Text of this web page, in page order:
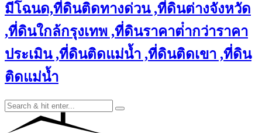
มีโฉนด,ที่ดินติดทางด่วน ,ที่ดินต่างจังหวัด
,ที่ดินใกล้กรุงเทพ ,ที่ดินราคาต่ํากว่าราคา
ประเมิน ,ที่ดินติดแม่น้ำ ,ที่ดินติดเขา ,ที่ดิน
ติดแม่น้ำ